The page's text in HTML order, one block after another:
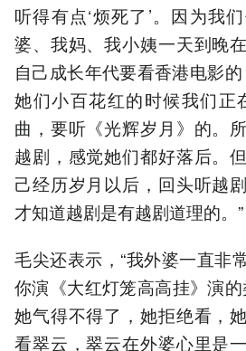
听得有点‘烦死了’。因为我
婆、我妈、我小姨一天到晚
自己成长年代要看香港电影
她们小百花红的时候我们正
曲，要听《光辉岁月》的。
越剧，感觉她们都好落后。
己经历岁月以后，回头听越
才知道越剧是有越剧道理的。”
毛尖还表示，“我外婆一直非
你演《大红灯笼高高挂》演的
她气得不得了，她拒绝看，
看翠云，翠云在外婆心里是